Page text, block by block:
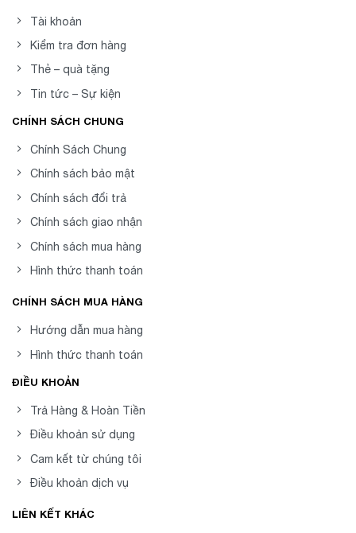
Tài khoản
Kiểm tra đơn hàng
Thẻ – quà tặng
Tin tức – Sự kiện
CHÍNH SÁCH CHUNG
Chính Sách Chung
Chính sách bảo mật
Chính sách đổi trả
Chính sách giao nhận
Chính sách mua hàng
Hình thức thanh toán
CHÍNH SÁCH MUA HÀNG
Hướng dẫn mua hàng
Hình thức thanh toán
ĐIỀU KHOẢN
Trả Hàng & Hoàn Tiền
Điều khoản sử dụng
Cam kết từ chúng tôi
Điều khoản dịch vụ
LIÊN KẾT KHÁC